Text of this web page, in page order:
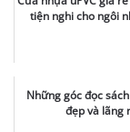
tiện nghi cho ngôi
Những góc đọc
đẹp và lãng